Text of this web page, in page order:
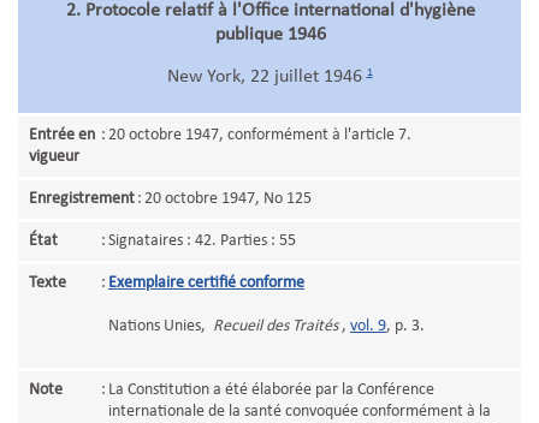
2. Protocole relatif à l'Office international d'hygiène
publique 1946
New York, 22 juillet 19461
Entrée en
vigueur
: 20 octobre 1947, conformément à l'article 7.
Enregistrement : 20 octobre 1947, No 125
État : Signataires : 42. Parties : 55
Texte : Exemplaire certifié conforme
Nations Unies, Recueil des Traités, vol. 9, p. 3.
Note : La Constitution a été élaborée par la Conférence
internationale de la santé convoquée conformément à la